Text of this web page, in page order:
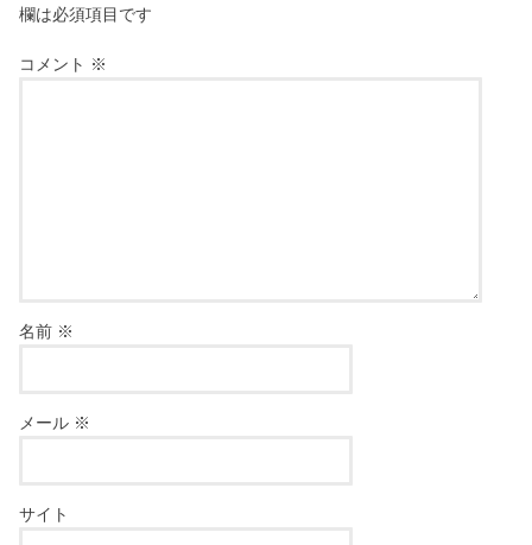
欄は必須項目です
コメント ※
名前 ※
メール ※
サイト